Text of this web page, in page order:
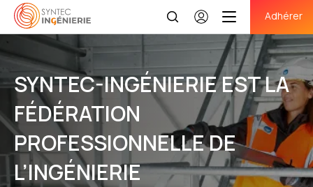
Se
connecter
Adhérer
SYNTEC-INGÉNIERIE EST LA
FÉDÉRATION
PROFESSIONNELLE DE
L’INGÉNIERIE